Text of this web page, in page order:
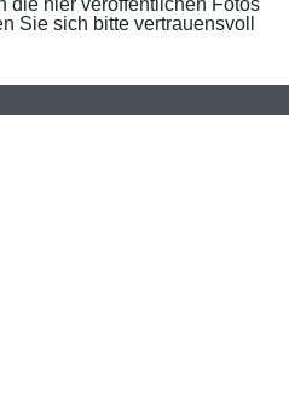
die hier veröffentlichen Fotos
Sie sich bitte vertrauensvoll